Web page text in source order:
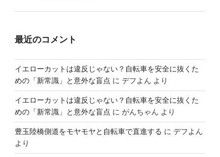
最近のコメント
イエローカットは違反じゃない？自転車を安全に抜くた
めの「新常識」と意外な盲点 に デフよん より
イエローカットは違反じゃない？自転車を安全に抜くた
めの「新常識」と意外な盲点 に がんちゃん より
豊玉陸橋側道をモヤモヤと自転車で直進する に デフよん
より